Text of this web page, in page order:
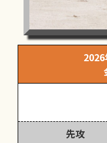
先攻